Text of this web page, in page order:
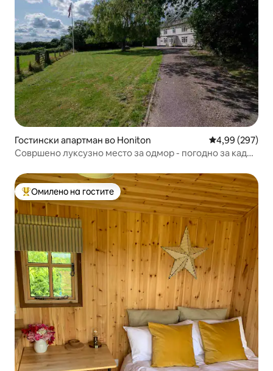
Гостински апартман во Honiton Просечна
4,99 (297)
Совршено луксузно место за одмор - погодно за кади-
Меѓу најуспешните „Омилени на гостите“
Омилено на гостите